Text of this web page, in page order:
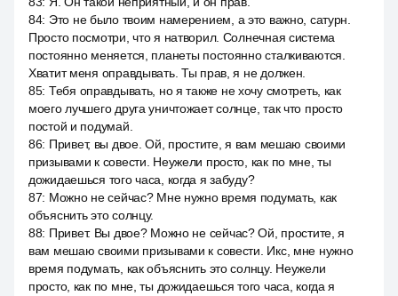
84: Это не было твоим намерением, а это важно, сатурн.
Просто посмотри, что я натворил. Солнечная система
постоянно меняется, планеты постоянно сталкиваются.
Хватит меня оправдывать. Ты прав, я не должен.
85: Тебя оправдывать, но я также не хочу смотреть, как
моего лучшего друга уничтожает солнце, так что просто
постой и подумай.
86: Привет, вы двое. Ой, простите, я вам мешаю своими
призывами к совести. Неужели просто, как по мне, ты
дожидаешься того часа, когда я забуду?
87: Можно не сейчас? Мне нужно время подумать, как
объяснить это солнцу.
88: Привет. Вы двое? Можно не сейчас? Ой, простите, я
вам мешаю своими призывами к совести. Икс, мне нужно
время подумать, как объяснить это солнцу. Неужели
просто, как по мне, ты дожидаешься того часа, когда я